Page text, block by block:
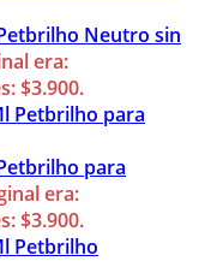
Neutro sin
era:
$3.900.
para
era:
$3.900.